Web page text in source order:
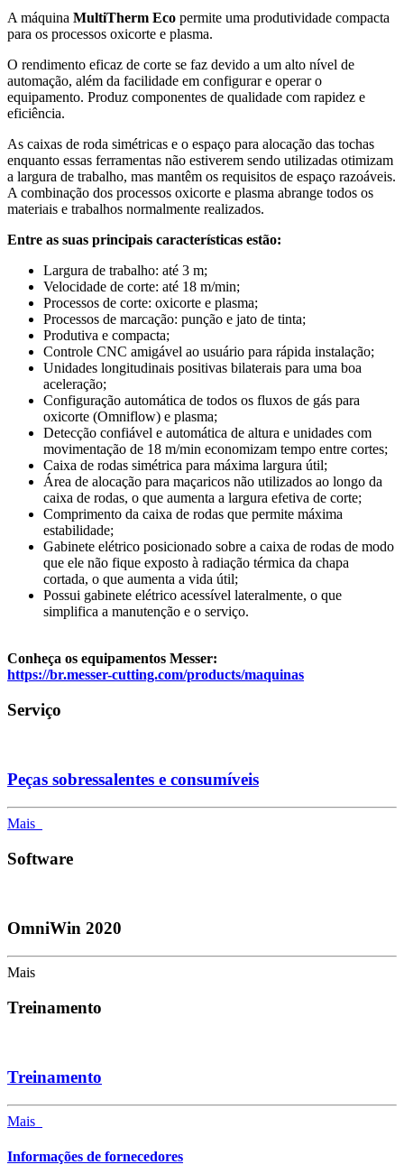
A máquina MultiTherm Eco permite uma produtividade compacta
para os processos oxicorte e plasma.
O rendimento eficaz de corte se faz devido a um alto nível de
automação, além da facilidade em configurar e operar o
equipamento. Produz componentes de qualidade com rapidez e
eficiência.
As caixas de roda simétricas e o espaço para alocação das tochas
enquanto essas ferramentas não estiverem sendo utilizadas otimizam
a largura de trabalho, mas mantêm os requisitos de espaço razoáveis.
A combinação dos processos oxicorte e plasma abrange todos os
materiais e trabalhos normalmente realizados.
Entre as suas principais características estão:
Largura de trabalho: até 3 m;
Velocidade de corte: até 18 m/min;
Processos de corte: oxicorte e plasma;
Processos de marcação: punção e jato de tinta;
Produtiva e compacta;
Controle CNC amigável ao usuário para rápida instalação;
Unidades longitudinais positivas bilaterais para uma boa
aceleração;
Configuração automática de todos os fluxos de gás para
oxicorte (Omniflow) e plasma;
Detecção confiável e automática de altura e unidades com
movimentação de 18 m/min economizam tempo entre cortes;
Caixa de rodas simétrica para máxima largura útil;
Área de alocação para maçaricos não utilizados ao longo da
caixa de rodas, o que aumenta a largura efetiva de corte;
Comprimento da caixa de rodas que permite máxima
estabilidade;
Gabinete elétrico posicionado sobre a caixa de rodas de modo
que ele não fique exposto à radiação térmica da chapa
cortada, o que aumenta a vida útil;
Possui gabinete elétrico acessível lateralmente, o que
simplifica a manutenção e o serviço.
Conheça os equipamentos Messer:
https://br.messer-cutting.com/products/maquinas
Serviço
Peças sobressalentes e consumíveis
Mais
Software
OmniWin 2020
Mais
Treinamento
Treinamento
Mais
Informações de fornecedores